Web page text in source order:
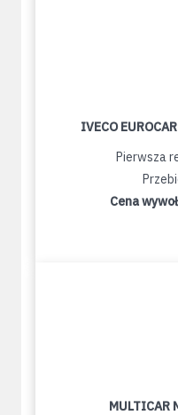
IVECO
Pierwsza
Cena
MULTICAR